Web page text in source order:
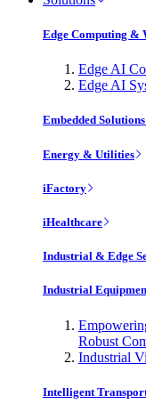
Edge Computing &
Edge AI
Edge AI
Embedded
Energy & Utilities
iFactory
iHealthcare
Industrial & Edge
Industrial
Robust
Industrial
Intelligent